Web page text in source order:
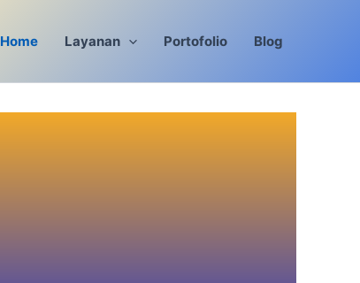
Home Layanan Portofolio Blog